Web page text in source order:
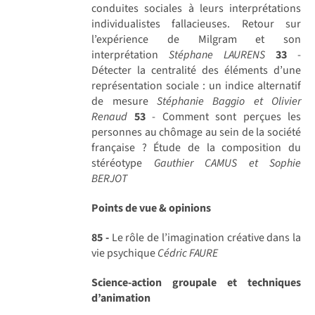
conduites sociales à leurs interprétations
individualistes fallacieuses. Retour sur
l’expérience de Milgram et son
interprétationStéphane LAURENS 33 -
Détecter la centralité des éléments d’une
représentation sociale : un indice alternatif
de mesure Stéphanie Baggio et Olivier
Renaud 53- Comment sont perçues les
personnes au chômage au sein de la société
française ? Étude de la composition du
stéréotype Gauthier CAMUS et Sophie
BERJOT
Points de vue & opinions
85 -Le rôle de l’imagination créative dans la
vie psychiqueCédric FAURE
Science-action groupale et techniques
d’animation